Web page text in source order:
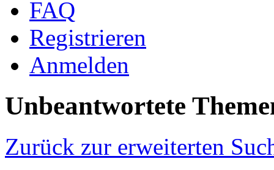
FAQ
Registrieren
Anmelden
Unbeantwortete
Zurück zur erweiterten